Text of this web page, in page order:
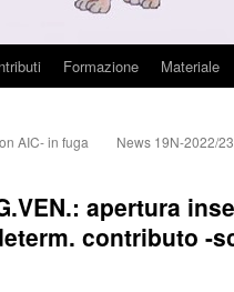
Formazione Materiale
AIC- in fuga
News 19N-2022/
apertura
contributo -